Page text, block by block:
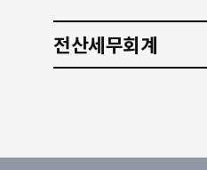
전산세무회계